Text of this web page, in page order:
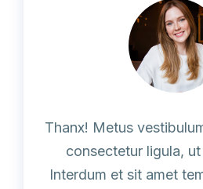
Thanx! Metus
consectetur ligula,
Interdum et sit amet